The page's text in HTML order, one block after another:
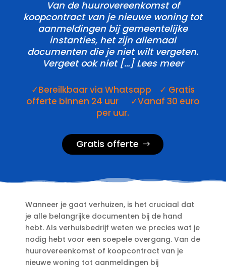
Van de huurovereenkomst of
koopcontract van je nieuwe woning tot
aanmeldingen bij gemeentelijke
instanties, het zijn allemaal
documenten die je niet wilt vergeten.​
Vergeet ook niet […] Lees meer
✓Bereilkbaar via Whatsapp ✓ Gratis
offerte binnen 24 uur ✓Vanaf 30 euro
per uur.
Gratis offerte
Wanneer je gaat verhuizen, is het cruciaal dat
je alle belangrijke documenten bij de hand
hebt.​ Als verhuisbedrijf weten we precies wat je
nodig hebt voor een soepele overgang.​ Van de
huurovereenkomst of koopcontract van je
nieuwe woning tot aanmeldingen bij